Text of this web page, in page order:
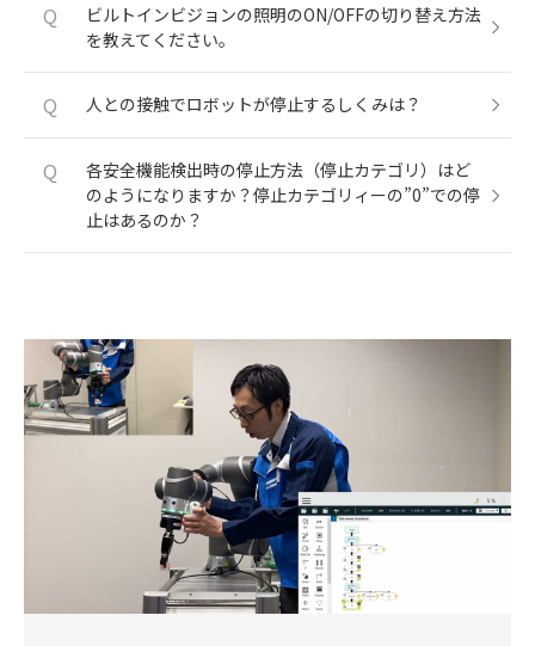
Q
ビルトインビジョンの照明のON/OFFの切り替え方法
を教えてください。
Q 人との接触でロボットが停止するしくみは？
Q
各安全機能検出時の停止方法（停止カテゴリ）はど
のようになりますか？停止カテゴリィーの”0”での停
止はあるのか？